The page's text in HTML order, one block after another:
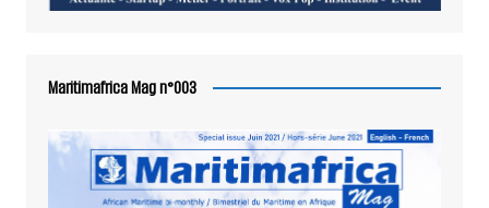
Maritimafrica Mag n°003